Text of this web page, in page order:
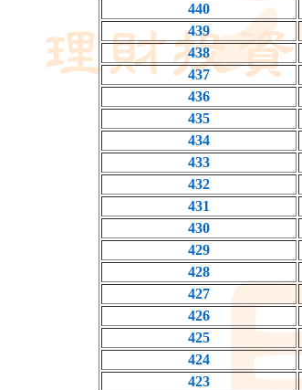
440
439
438
437
436
435
434
433
432
431
430
429
428
427
426
425
424
423